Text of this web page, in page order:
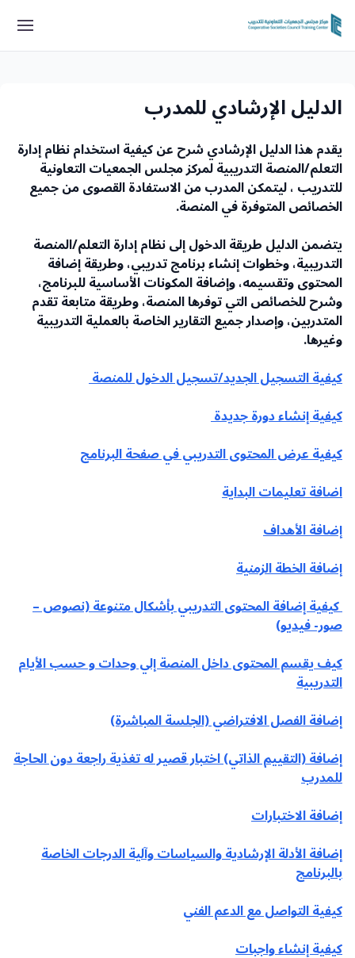
الدليل الإرشادي للمدرب
يقدم هذا الدليل الإرشادي شرح عن كيفية استخدام نظام إدارة
التعلم/المنصة التدريبية لمركز مجلس الجمعيات التعاونية
للتدريب ، ليتمكن المدرب من الاستفادة القصوى من جميع
الخصائص المتوفرة في المنصة.
يتضمن الدليل طريقة الدخول إلى نظام إدارة التعلم/المنصة
التدريبية، وخطوات إنشاء برنامج تدريبي، وطريقة إضافة
المحتوى وتقسيمه، وإضافة المكونات الأساسية للبرنامج،
وشرح للخصائص التي توفرها المنصة، وطريقة متابعة تقدم
المتدربين، وإصدار جميع التقارير الخاصة بالعملية التدريبية
وغيرها.
كيفية التسجيل الجديد/تسجيل الدخول للمنصة
كيفية إنشاء دورة جديدة
كيفية عرض المحتوى التدريبي في صفحة البرنامج
اضافة تعليمات البداية
إضافة الأهداف
إضافة الخطة الزمنية
كيفية إضافة المحتوى التدريبي بأشكال متنوعة (نصوص –
صور- فيديو)
كيف يقسم المحتوى داخل المنصة إلي وحدات و حسب الأيام
التدريبية
إضافة الفصل الافتراضي (الجلسة المباشرة)
إضافة (التقييم الذاتي) اختبار قصير له تغذية راجعة دون الحاجة
للمدرب
إضافة الاختبارات
إضافة الأدلة الإرشادية والسياسات وآلية الدرجات الخاصة
بالبرنامج
كيفية التواصل مع الدعم الفني
كيفية إنشاء واجبات